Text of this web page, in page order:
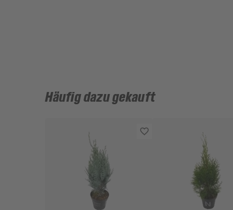
Häufig dazu gekauft